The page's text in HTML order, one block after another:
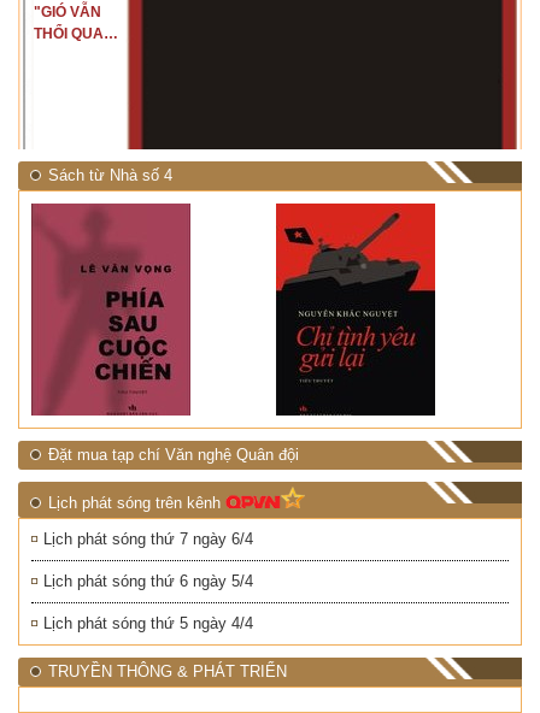
"GIÓ VẪN
THỔI QUA
Sách từ Nhà số 4
Đặt mua tạp chí Văn nghệ Quân đội
Lịch phát sóng trên kênh
Lịch phát sóng thứ 7 ngày 6/4
Lịch phát sóng thứ 6 ngày 5/4
Lịch phát sóng thứ 5 ngày 4/4
TRUYỀN THÔNG & PHÁT TRIỂN